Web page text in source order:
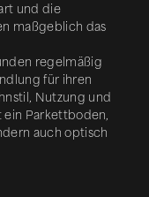
und die
maßgeblich das
regelmäßig
für ihren
Nutzung und
ein Parkettboden,
auch optisch